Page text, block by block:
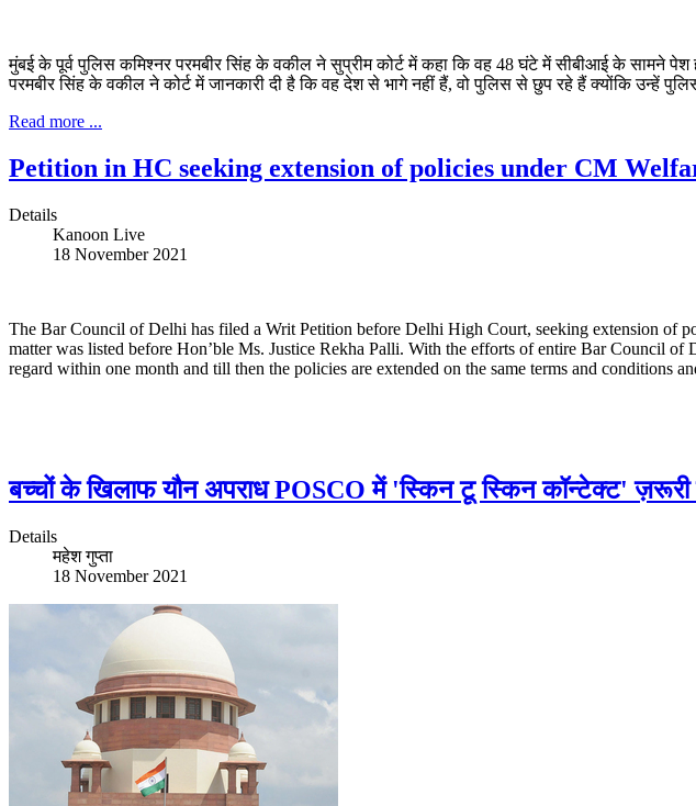
मुंबई के पूर्व पुलिस कमिश्नर परमबीर सिंह के वकील ने सुप्रीम कोर्ट में कहा कि वह 48 घंटे में सीबीआई के सामने पेश
परमबीर सिंह के वकील ने कोर्ट में जानकारी दी है कि वह देश से भागे नहीं हैं, वो पुलिस से छुप रहे हैं क्योंकि उन्हें
Read more ...
Petition in HC seeking extension of policies under CM
Details
Kanoon Live
18 November 2021
The Bar Council of Delhi has filed a Writ Petition before Delhi High Court, seeking extension of
matter was listed before Hon’ble Ms. Justice Rekha Palli. With the efforts of entire Bar Council
regard within one month and till then the policies are extended on the same terms and conditions
बच्चों के खिलाफ यौन अपराध POSCO में 'स्किन टू स्किन कॉन्टेक्ट' ज़रूरी
Details
महेश गुप्ता
18 November 2021